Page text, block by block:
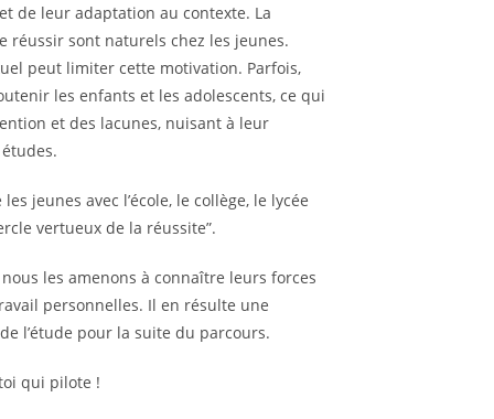
de leur adaptation au contexte. La
sont naturels chez les jeunes.
peut limiter cette motivation. Parfois,
les enfants et les adolescents, ce qui
et des lacunes, nuisant à leur
jeunes avec l’école, le collège, le lycée
vertueux de la réussite”.
les amenons à connaître leurs forces
personnelles. Il en résulte une
l’étude pour la suite du parcours.
qui pilote !